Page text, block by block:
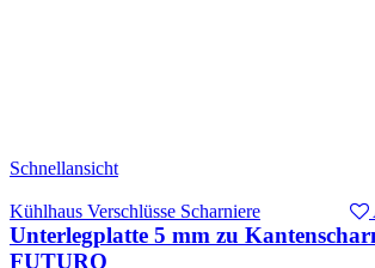
Schnellansicht
Kühlhaus Verschlüsse Scharniere
Unterlegplatte 5 mm zu
FUTURO